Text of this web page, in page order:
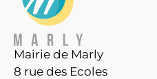
Mairie de Marly
8 rue des Ecoles